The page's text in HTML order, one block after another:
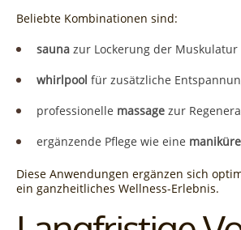
Beliebte Kombinationen sind:
sauna zur Lockerung der Muskulatur
whirlpool für zusätzliche
professionelle massage zur
ergänzende Pflege wie eine maniküre
Diese Anwendungen ergänzen sich
ein ganzheitliches Wellness-Erlebnis.